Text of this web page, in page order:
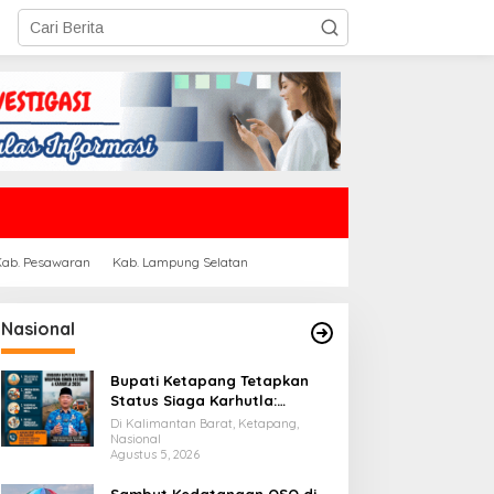
Pesawaran Kab. Lampung Selatan
Nasional
Bupati Ketapang Tetapkan
Status Siaga Karhutla:
Masyarakat Diimbau
Waspada Cuaca Ekstrem
Di Kalimantan Barat, Ketapang,
Nasional
Agustus 5, 2026